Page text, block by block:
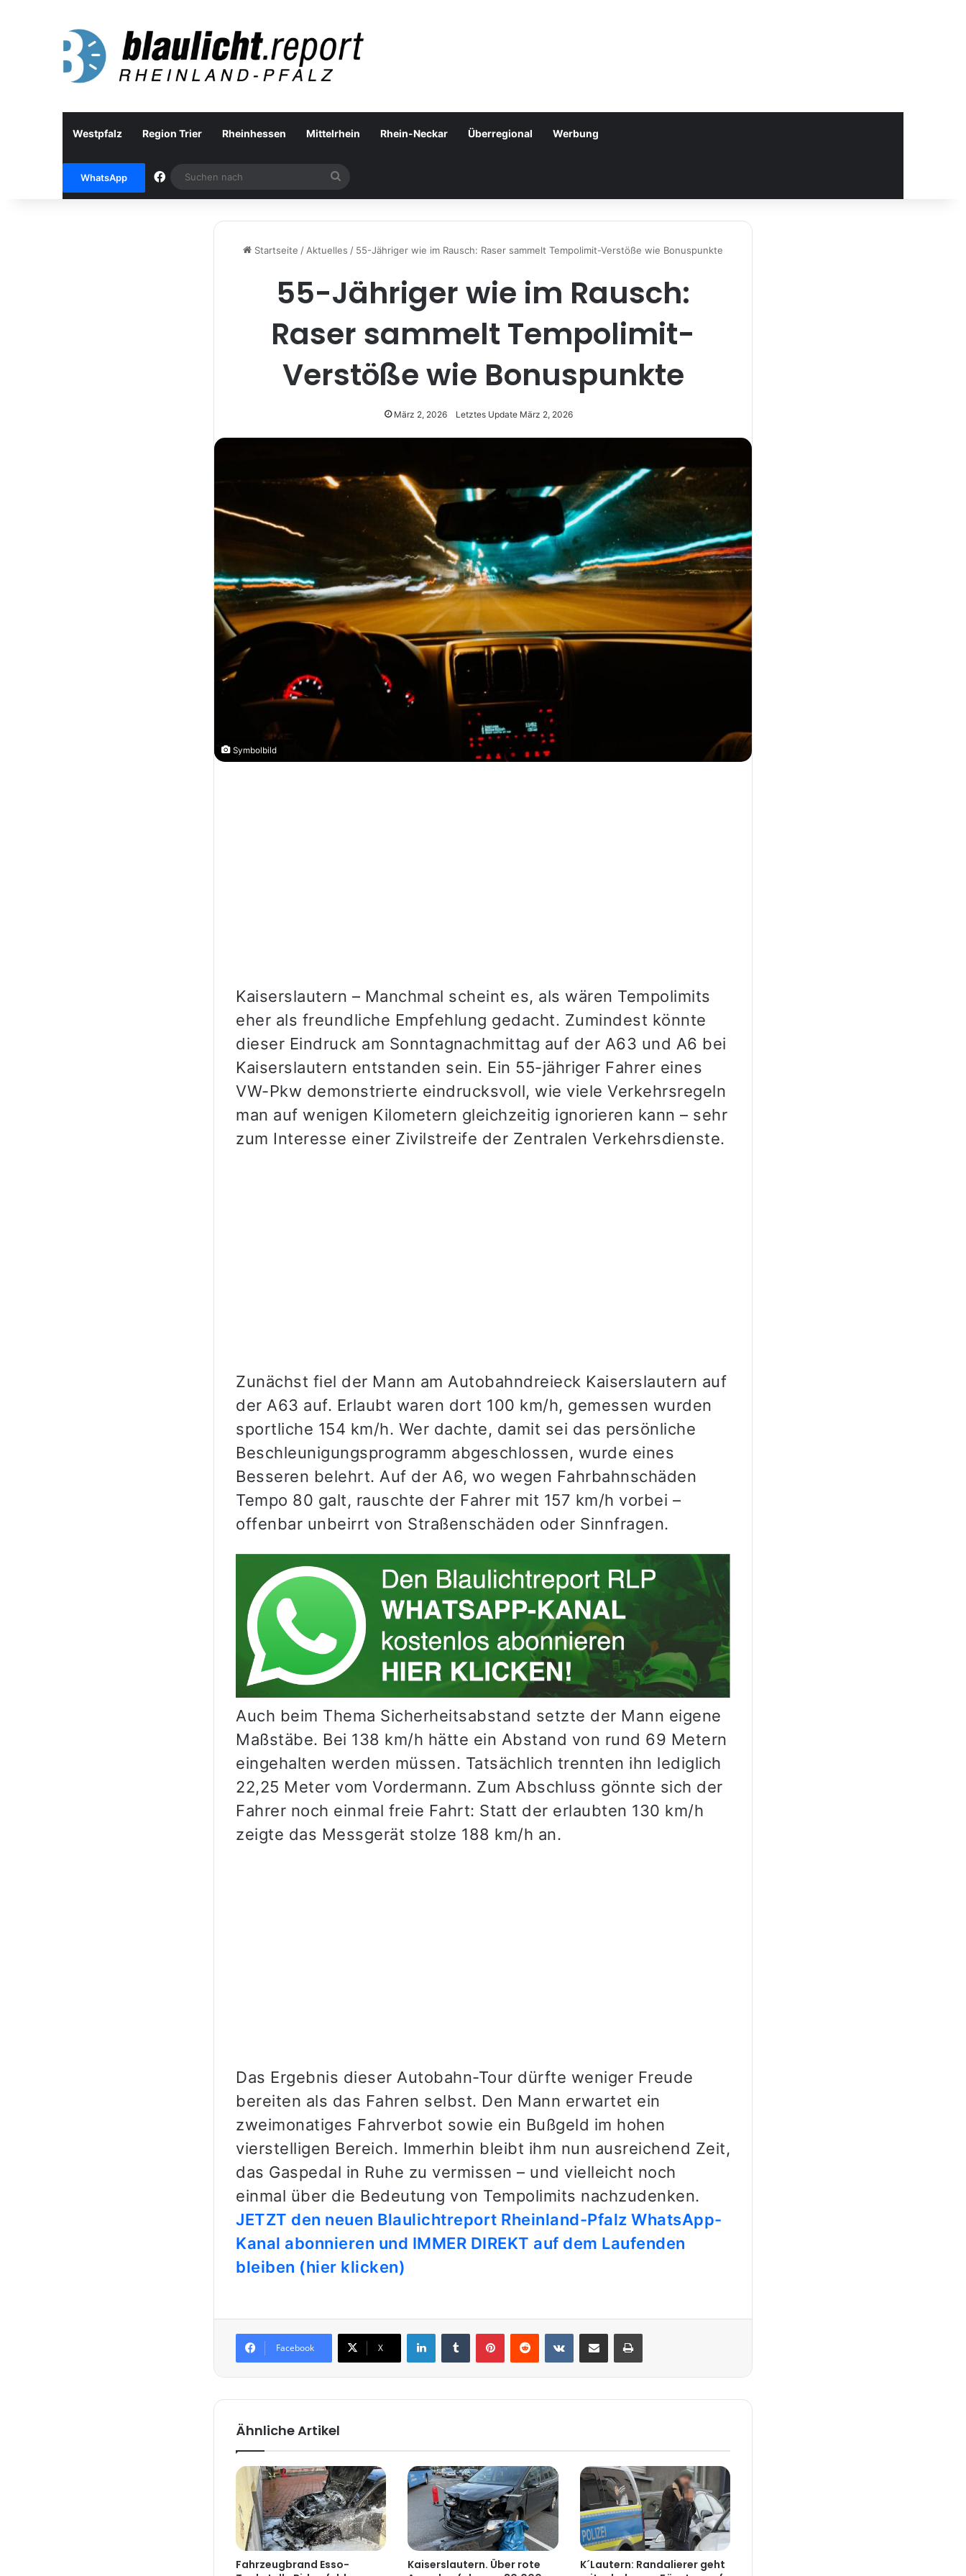
Westpfalz Region Trier Rheinhessen Mittelrhein Rhein-Neckar Überregional Werbung
WhatsApp Facebook
nach
Startseite / Aktuelles / 55-Jähriger wie im Rausch: Raser sammelt Tempolimit-Verstöße wie Bonuspunkte
55-Jähriger wie im Rausch:
Raser sammelt Tempolimit-
Verstöße wie Bonuspunkte
März 2, 2026 Letztes Update März 2, 2026
Symbolbild
Kaiserslautern – Manchmal scheint es, als wären Tempolimits
eher als freundliche Empfehlung gedacht. Zumindest könnte
dieser Eindruck am Sonntagnachmittag auf der A63 und A6 bei
Kaiserslautern entstanden sein. Ein 55-jähriger Fahrer eines
VW-Pkw demonstrierte eindrucksvoll, wie viele Verkehrsregeln
man auf wenigen Kilometern gleichzeitig ignorieren kann – sehr
zum Interesse einer Zivilstreife der Zentralen Verkehrsdienste.
Zunächst fiel der Mann am Autobahndreieck Kaiserslautern auf
der A63 auf. Erlaubt waren dort 100 km/h, gemessen wurden
sportliche 154 km/h. Wer dachte, damit sei das persönliche
Beschleunigungsprogramm abgeschlossen, wurde eines
Besseren belehrt. Auf der A6, wo wegen Fahrbahnschäden
Tempo 80 galt, rauschte der Fahrer mit 157 km/h vorbei –
offenbar unbeirrt von Straßenschäden oder Sinnfragen.
Auch beim Thema Sicherheitsabstand setzte der Mann eigene
Maßstäbe. Bei 138 km/h hätte ein Abstand von rund 69 Metern
eingehalten werden müssen. Tatsächlich trennten ihn lediglich
22,25 Meter vom Vordermann. Zum Abschluss gönnte sich der
Fahrer noch einmal freie Fahrt: Statt der erlaubten 130 km/h
zeigte das Messgerät stolze 188 km/h an.
Das Ergebnis dieser Autobahn-Tour dürfte weniger Freude
bereiten als das Fahren selbst. Den Mann erwartet ein
zweimonatiges Fahrverbot sowie ein Bußgeld im hohen
vierstelligen Bereich. Immerhin bleibt ihm nun ausreichend Zeit,
das Gaspedal in Ruhe zu vermissen – und vielleicht noch
einmal über die Bedeutung von Tempolimits nachzudenken.
JETZT den neuen Blaulichtreport Rheinland-Pfalz WhatsApp-
Kanal abonnieren und IMMER DIREKT auf dem Laufenden
bleiben (hier klicken)
Facebook X
LinkedInTumblr PinterestReddit VKontakte
Teile per E-Mail Drucken
Ähnliche Artikel
Fahrzeugbrand Esso-
Kaiserslautern. Über rote
K´Lautern: Randalierer geht